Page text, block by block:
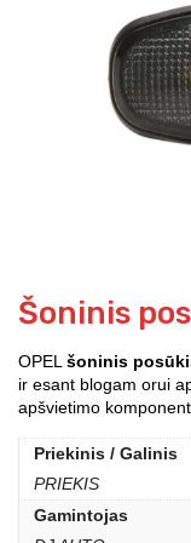
Šoninis
OPELšoninis
ir esant blogam orui
apšvietimo
Priekinis / Galinis
PRIEKIS
Gamintojas